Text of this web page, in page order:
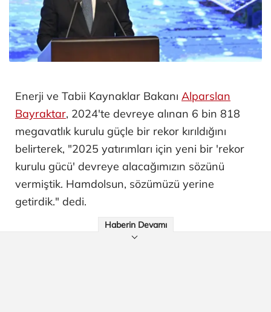
Enerji ve Tabii Kaynaklar Bakanı Alparslan
Bayraktar, 2024'te devreye alınan 6 bin 818
megavatlık kurulu güçle bir rekor kırıldığını
belirterek, "2025 yatırımları için yeni bir 'rekor
kurulu gücü' devreye alacağımızın sözünü
vermiştik. Hamdolsun, sözümüzü yerine
getirdik." dedi.
Haberin Devamı